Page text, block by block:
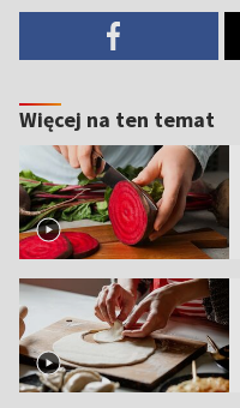
Więcej na ten temat